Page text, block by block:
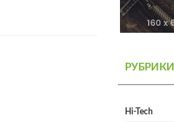
РУБРИКИ
Hi-Tech